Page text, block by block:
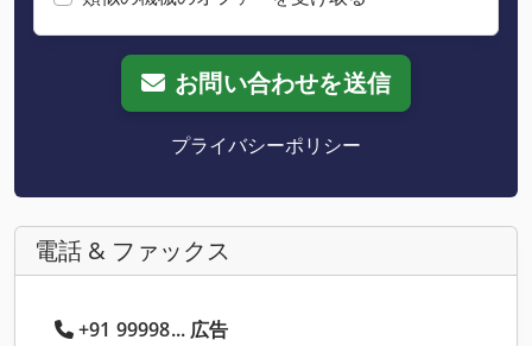
お問い合わせを送信
プライバシーポリシー
電話 & ファックス
+91 99998... 広告